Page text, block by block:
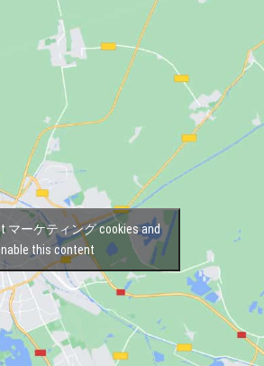
マーケティング cookies and
this content